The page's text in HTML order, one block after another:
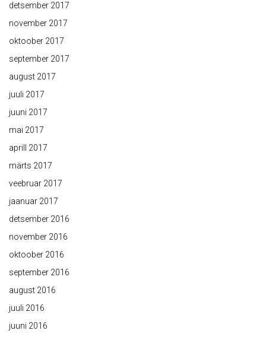
detsember 2017
november 2017
oktoober 2017
september 2017
august 2017
juuli 2017
juuni 2017
mai 2017
aprill 2017
märts 2017
veebruar 2017
jaanuar 2017
detsember 2016
november 2016
oktoober 2016
september 2016
august 2016
juuli 2016
juuni 2016